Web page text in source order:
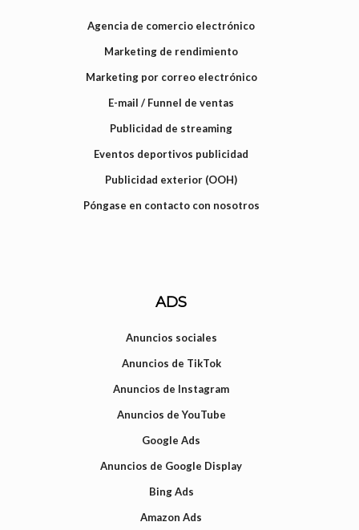
Agencia de comercio electrónico
Marketing de rendimiento
Marketing por correo electrónico
E-mail / Funnel de ventas
Publicidad de streaming
Eventos deportivos publicidad
Publicidad exterior (OOH)
Póngase en contacto con nosotros
ADS
Anuncios sociales
Anuncios de TikTok
Anuncios de Instagram
Anuncios de YouTube
Google Ads
Anuncios de Google Display
Bing Ads
Amazon Ads